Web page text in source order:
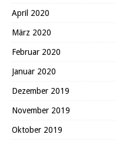
April 2020
März 2020
Februar 2020
Januar 2020
Dezember 2019
November 2019
Oktober 2019